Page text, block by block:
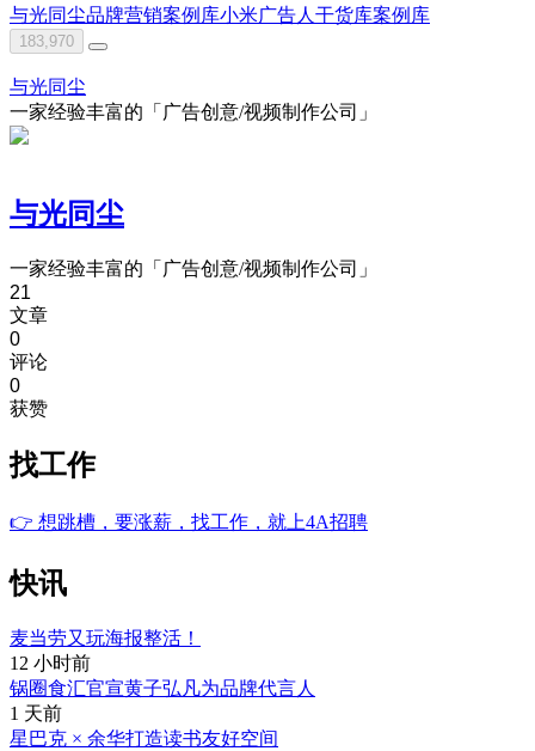
与光同尘品牌营销案例库小米广告人干货库案例库
183,970
与光同尘
一家经验丰富的「广告创意/视频制作公司」
与光同尘
一家经验丰富的「广告创意/视频制作公司」
21
文章
0
评论
0
获赞
找工作
👉 想跳槽，要涨薪，找工作，就上4A招聘
快讯
麦当劳又玩海报整活！
12 小时前
锅圈食汇官宣黄子弘凡为品牌代言人
1 天前
星巴克 × 余华打造读书友好空间